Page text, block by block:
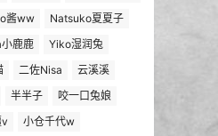
酱ww
Natsuko夏夏子
鹿鹿
Yiko湿润兔
二佐Nisa
云溪溪
半半子
咬一口兔娘
小仓千代w